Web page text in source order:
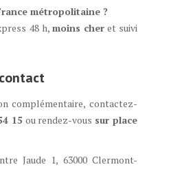
métropolitaine ?
48 h, moins cheret suivi
complémentaire, contactez-
15ou rendez-vous sur place
Jaude 1, 63000 Clermont-